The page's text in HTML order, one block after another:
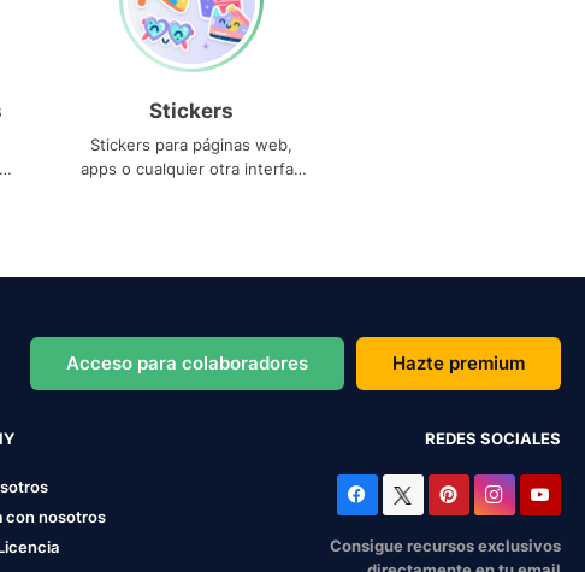
Stickers
Stickers para páginas web,
apps o cualquier otra interfaz
Acceso para colaboradores Hazte premium
con nosotros
REDES SOCIALES
Consigue recursos exclusivos